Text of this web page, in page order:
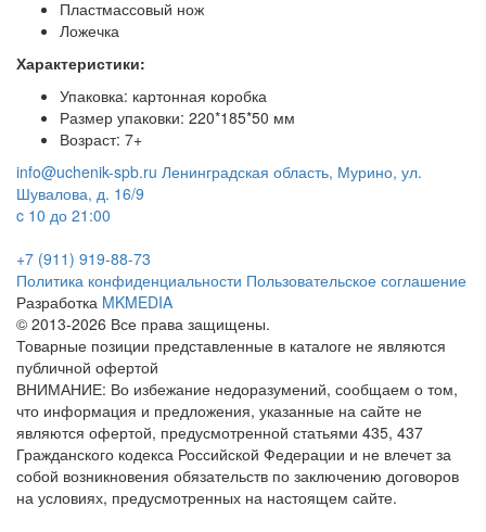
Пластмассовый нож
Ложечка
Характеристики:
Упаковка: картонная коробка
Размер упаковки: 220*185*50 мм
Возраст: 7+
info@uchenik-spb.ru Ленинградская область, Мурино, ул.
Шувалова, д. 16/9
c 10 до 21:00
+7 (911) 919-88-73
Политика конфиденциальности Пользовательское соглашение
Разработка MKMEDIA
© 2013-2026 Все права защищены.
Товарные позиции представленные в каталоге не являются
публичной офертой
ВНИМАНИЕ: Во избежание недоразумений, сообщаем о том,
что информация и предложения, указанные на сайте не
являются офертой, предусмотренной статьями 435, 437
Гражданского кодекса Российской Федерации и не влечет за
собой возникновения обязательств по заключению договоров
на условиях, предусмотренных на настоящем сайте.